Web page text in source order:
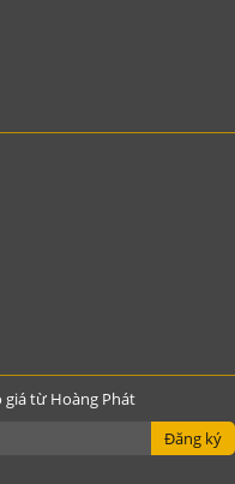
giá từ Hoàng Phát
Đăng ký